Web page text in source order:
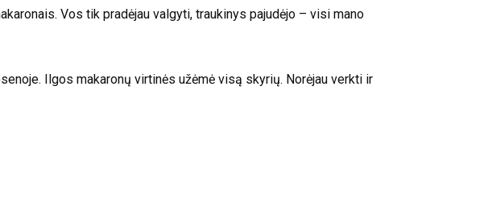
Vos tik pradėjau valgyti, traukinys pajudėjo – visi mano
Ilgos makaronų virtinės užėmė visą skyrių. Norėjau verkti ir